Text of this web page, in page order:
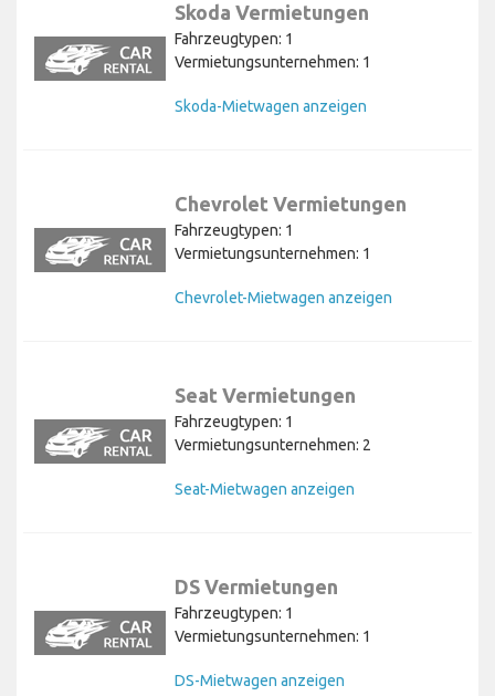
Skoda Vermietungen
Fahrzeugtypen: 1
Vermietungsunternehmen: 1
Skoda-Mietwagen anzeigen
Chevrolet Vermietungen
Fahrzeugtypen: 1
Vermietungsunternehmen: 1
Chevrolet-Mietwagen anzeigen
Seat Vermietungen
Fahrzeugtypen: 1
Vermietungsunternehmen: 2
Seat-Mietwagen anzeigen
DS Vermietungen
Fahrzeugtypen: 1
Vermietungsunternehmen: 1
DS-Mietwagen anzeigen